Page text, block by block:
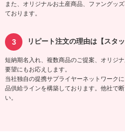
また、オリジナルお土産商品、ファングッ
ております。
リピート注文の理由は【スタ
短納期名入れ、複数商品のご提案、オリジ
要望にもお応えします。
当社独自の提携サプライヤーネットワーク
品供給ラインを構築しております。他社で
い。